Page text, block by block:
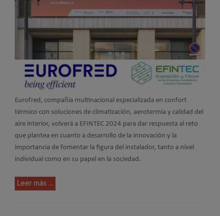
Eurofred, compañía multinacional especializada en confort
térmico con soluciones de climatización, aerotermia y calidad del
aire interior, volverá a EFINTEC 2024 para dar respuesta al reto
que plantea en cuanto a desarrollo de la innovación y la
importancia de fomentar la figura del instalador, tanto a nivel
individual como en su papel en la sociedad.
Leer más ...